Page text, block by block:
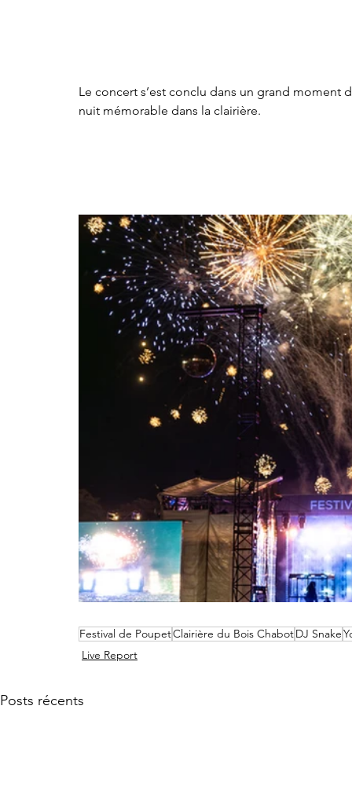
Le concert s’est conclu dans un grand moment
nuit mémorable dans la clairière.
Festival de PoupetClairière du Bois ChabotDJ Snake
Live Report
Posts récents